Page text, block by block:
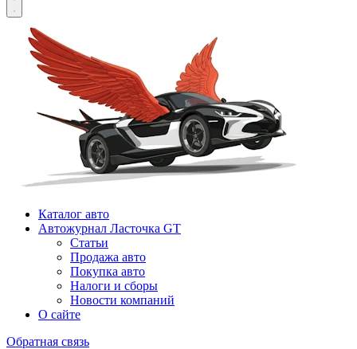
Каталог авто
Автожурнал Ласточка GT
Статьи
Продажа авто
Покупка авто
Налоги и сборы
Новости компаний
О сайте
Обратная связь